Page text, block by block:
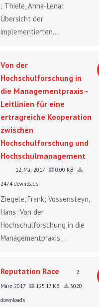
; Thiele, Anna-Lena:
Übersicht der
implementierten...
Von der
Hochschulforschung in
die Managementpraxis -
Leitlinien für eine
ertragreiche Kooperation
zwischen
Hochschulforschung und
Hochschulmanagement
12. Mai 2017
0.00 KB
2474 downloads
Ziegele, Frank; Vossensteyn,
Hans: Von der
Hochschulforschung in die
Managementpraxis...
Reputation Race
2.
März 2017
125.17 KB
3020
downloads